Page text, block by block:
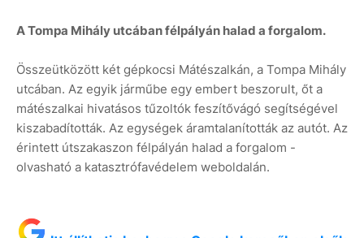
A Tompa Mihály utcában félpályán halad a forgalom.
Összeütközött két gépkocsi Mátészalkán, a Tompa Mihály
utcában. Az egyik járműbe egy embert beszorult, őt a
mátészalkai hivatásos tűzoltók feszítővágó segítségével
kiszabadították. Az egységek áramtalanították az autót. Az
érintett útszakaszon félpályán halad a forgalom -
olvasható a katasztrófavédelem weboldalán.